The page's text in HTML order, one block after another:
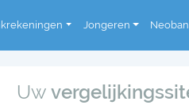
Jongeren
Uw